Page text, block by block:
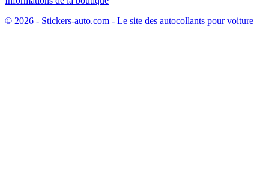
© 2026 - Stickers-auto.com - Le site des autocollants pour voiture